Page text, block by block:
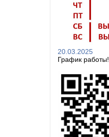
20.03.2025
График работы!